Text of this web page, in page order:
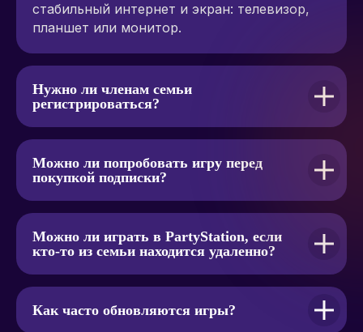
стабильный интернет и экран: телевизор,
планшет или монитор.
Нужно ли членам семьи
регистрироваться?
Можно ли попробовать игру перед
покупкой подписки?
Можно ли играть в PartyStation, если
кто-то из семьи находится удаленно?
Как часто обновляются игры?